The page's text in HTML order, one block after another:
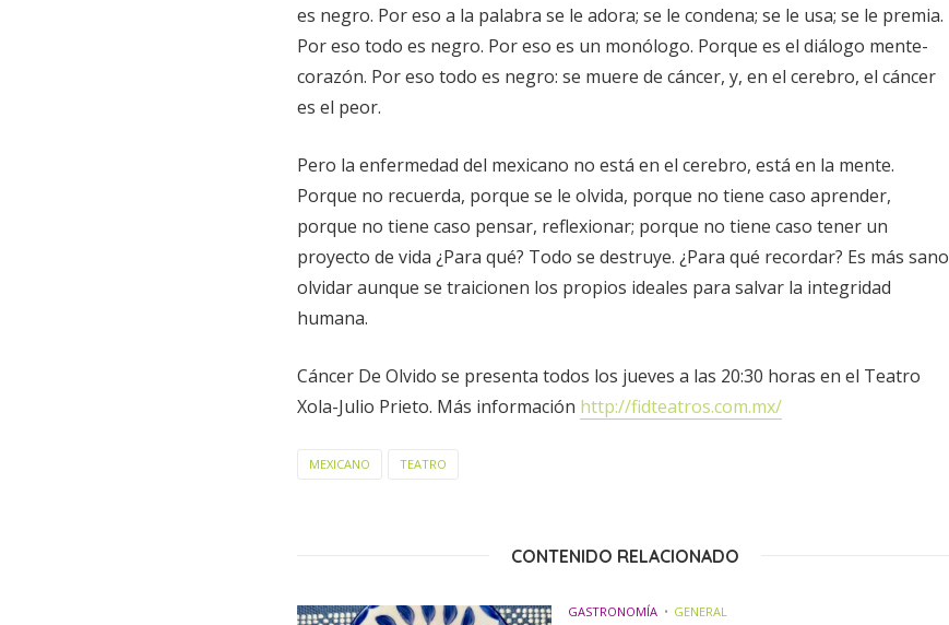
es negro. Por eso a la palabra se le adora; se le condena; se le usa; se le premia.
Por eso todo es negro. Por eso es un monólogo. Porque es el diálogo mente-
corazón. Por eso todo es negro: se muere de cáncer, y, en el cerebro, el cáncer
es el peor.
Pero la enfermedad del mexicano no está en el cerebro, está en la mente.
Porque no recuerda, porque se le olvida, porque no tiene caso aprender,
porque no tiene caso pensar, reflexionar; porque no tiene caso tener un
proyecto de vida ¿Para qué? Todo se destruye. ¿Para qué recordar? Es más sano
olvidar aunque se traicionen los propios ideales para salvar la integridad
humana.
Cáncer De Olvido se presenta todos los jueves a las 20:30 horas en el Teatro
Xola-Julio Prieto. Más información http://fidteatros.com.mx/
MEXICANO TEATRO
CONTENIDO RELACIONADO
GASTRONOMÍA GENERAL